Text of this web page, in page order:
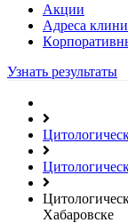
Акции
Адреса
Узнать результаты
Хабаровске